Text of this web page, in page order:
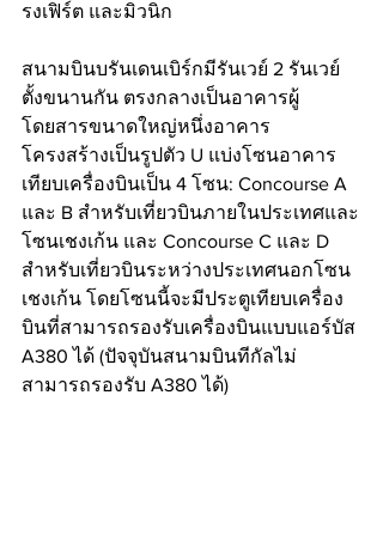
รงเฟิร์ต และมิวนิก
สนามบินบรันเดนเบิร์กมีรันเวย์ 2 รันเวย์
ตั้งขนานกัน ตรงกลางเป็นอาคารผู้
โดยสารขนาดใหญ่หนึ่งอาคาร
โครงสร้างเป็นรูปตัว U แบ่งโซนอาคาร
เทียบเครื่องบินเป็น 4 โซน: Concourse A
และ B สำหรับเที่ยวบินภายในประเทศและ
โซนเชงเก้น และ Concourse C และ D
สำหรับเที่ยวบินระหว่างประเทศนอกโซน
เชงเก้น โดยโซนนี้จะมีประตูเทียบเครื่อง
บินที่สามารถรองรับเครื่องบินแบบแอร์บัส
A380 ได้ (ปัจจุบันสนามบินทีกัลไม่
สามารถรองรับ A380 ได้)